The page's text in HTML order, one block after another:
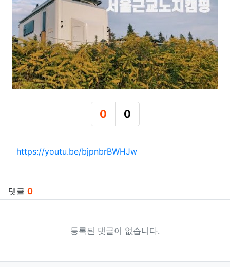
0
추천
0
비추천
관련자료
https://youtu.be/bjpnbrBWHJw
댓글 0
등록된 댓글이 없습니다.